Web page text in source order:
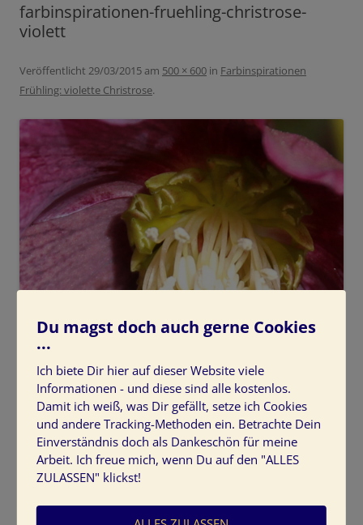
farbinspirationen-fruehling-christrose-
violett
Veröffentlicht 29/03/2015am 500 × 600 in Farbinspirationen
Frühling: violette Christrose.
Du magst doch auch gerne Cookies
...
Ich biete Dir hier auf dieser Website viele
Informationen - und diese sind alle kostenlos.
Damit ich weiß, was Dir gefällt, setze ich Cookies
und andere Tracking-Methoden ein. Betrachte Dein
Einverständnis doch als Dankeschön für meine
Arbeit. Ich freue mich, wenn Du auf den "ALLES
ZULASSEN" klickst!